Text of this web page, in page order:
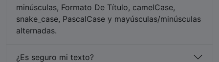
minúsculas, Formato De Título, camelCase,
snake_case, PascalCase y mayúsculas/minúsculas
alternadas.
¿Es seguro mi texto?